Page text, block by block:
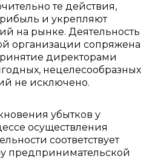
те действия,
и укрепляют
на рынке. Деятельность
организации сопряжена
директорами
нецелесообразных
не исключено.
убытков у
осуществления
соответствует
предпринимательской